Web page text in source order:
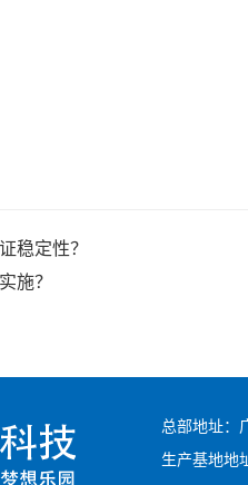
稳定性？
施？
总部地址：
生产基地地